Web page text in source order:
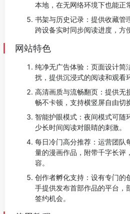
本地，在无网络环境下也能正
书架与历史记录：提供收藏管
跨设备实时同步阅读进度，方
网站特色
纯净无广告体验：页面设计简
扰，提供沉浸式的阅读和观看
高清画质与流畅翻页：提供无
畅不卡顿，支持横竖屏自由切
智能护眼模式：夜间模式可随
少长时间阅读对眼睛的刺激。
每日冷门高分推荐：运营团队
量的漫画作品，附带千字长评
容。
创作者孵化支持：设有专门的
手提供发布首部作品的平台，
签约机会。